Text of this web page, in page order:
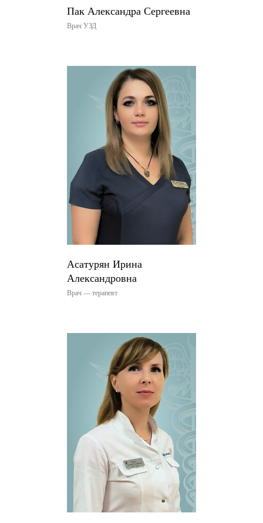
Пак Александра Сергеевна
Врач УЗД
Асатурян Ирина
Александровна
Врач — терапевт